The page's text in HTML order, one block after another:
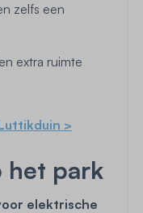
zelfs een
extra ruimte
>
het park
elektrische